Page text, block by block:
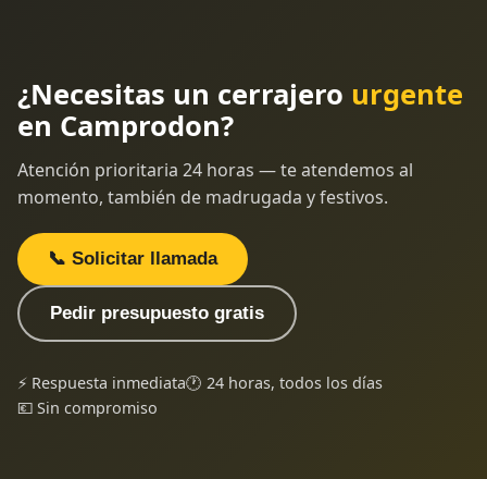
¿Necesitas un cerrajero urgente
en Camprodon?
Atención prioritaria 24 horas — te atendemos al
momento, también de madrugada y festivos.
📞 Solicitar llamada
Pedir presupuesto gratis
⚡ Respuesta inmediata🕐 24 horas, todos los días
💶 Sin compromiso